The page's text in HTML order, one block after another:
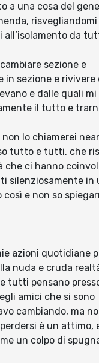
a una cosa del
risvegliandomi
da
sezione e
in sezione e rivivere
e dalle quali mi
il tutto e
lo chiamerei
tutto e tutti, che
ci hanno
silenziosamente in
e non so
azioni quotidiane
nuda e cruda
tutti pensano
amici che si sono
cambiando, ma
è un attimo,
un colpo di